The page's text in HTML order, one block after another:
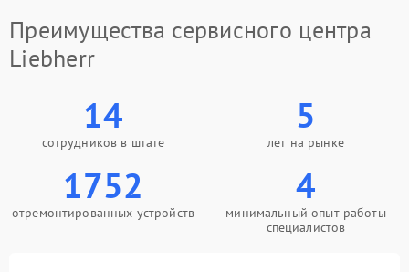
Преимущества сервисного центра
Liebherr
14
сотрудников в штате
5
лет на рынке
1752
отремонтированных устройств
4
минимальный опыт работы
специалистов